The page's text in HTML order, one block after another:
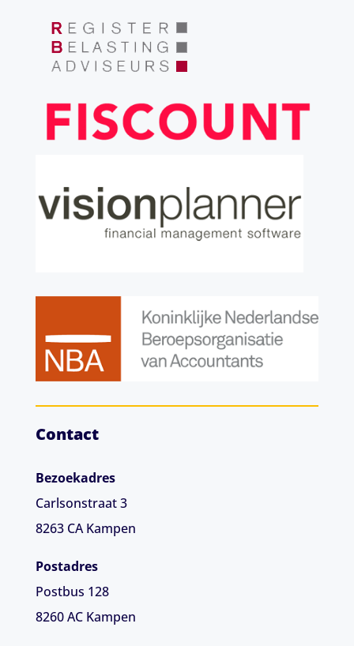
Contact
Bezoekadres
Carlsonstraat 3
8263 CA Kampen
Postadres
Postbus 128
8260 AC Kampen